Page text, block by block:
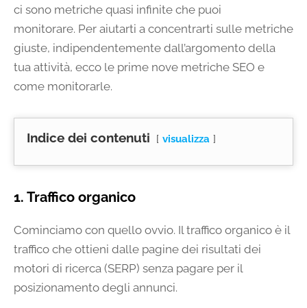
ci sono metriche quasi infinite che puoi
monitorare. Per aiutarti a concentrarti sulle metriche
giuste, indipendentemente dall’argomento della
tua attività, ecco le prime nove metriche SEO e
come monitorarle.
Indice dei contenuti visualizza
1. Traffico organico
Cominciamo con quello ovvio. Il traffico organico è il
traffico che ottieni dalle pagine dei risultati dei
motori di ricerca (SERP) senza pagare per il
posizionamento degli annunci.